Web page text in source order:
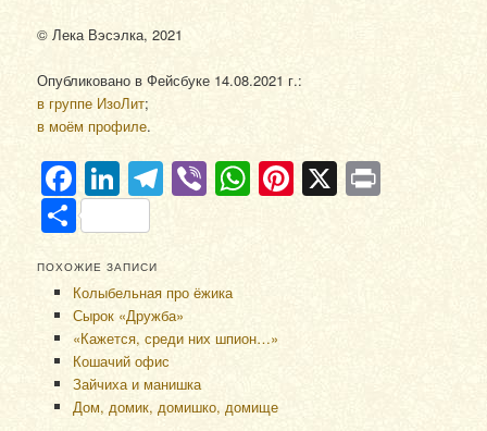
© Лека Вэсэлка, 2021
Опубликовано в Фейсбуке 14.08.2021 г.:
в группе ИзоЛит;
в моём профиле.
Facebook
LinkedIn
Telegram
ViberWhatsApp
Pinterest
X
Отправить
ПОХОЖИЕ ЗАПИСИ
Колыбельная про ёжика
Сырок «Дружба»
«Кажется, среди них шпион…»
Кошачий офис
Зайчиха и манишка
Дом, домик, домишко, домище